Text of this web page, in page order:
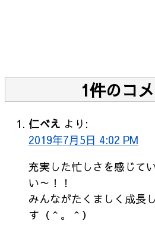
1件のコ
仁べえ より:
2019年7月5日 4:02 PM
充実した忙しさを感じて
い～！！
みんながたくましく成長
す（＾。＾）